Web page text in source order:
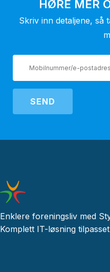
HØRE MER
Skriv inn detaljene, så
SEND
Enklere foreningsliv med
Komplett IT-løsning